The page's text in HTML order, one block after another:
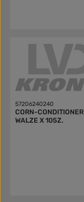
57206240240
CORN-CONDITIONER
WALZE X 105Z.